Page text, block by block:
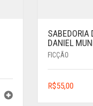
SABEDORIA
DANIEL
FICÇÃO
R$55,00